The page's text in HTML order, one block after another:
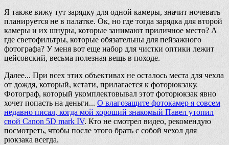
Я также вижу тут зарядку для одной камеры, значит ночевать
планируется не в палатке. Ок, но где тогда зарядка для второй
камеры и их шнуры, которые занимают приличное место? А
где светофильтры, которые обязательны для пейзажного
фотографа? У меня вот еще набор для чистки оптики лежит
цейсовский, весьма полезная вещь в походе.
Далее... При всех этих объективах не осталось места для чехла
от дождя, который, кстати, прилагается к фоторюкзаку.
Фотограф, который укомплектовывал этот фоторюкзак явно
хочет попасть на деньги... О влагозащите фотокамер я совсем
недавно писал, когда мой хороший знакомый Павел утопил
свой Canon 5D mark IV. Кто не смотрел видео, рекомендую
посмотреть, чтобы после этого брать с собой чехол для
рюкзака всегда.